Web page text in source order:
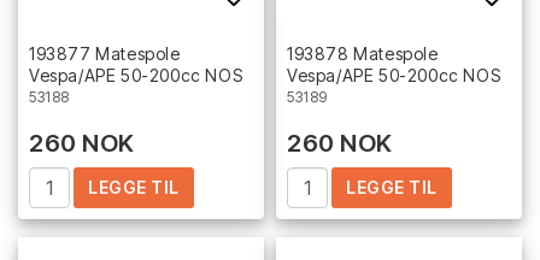
Add to list of favorites
193877 Matespole
Vespa/APE 50-200cc NOS
53188
260 NOK
LEGGE TIL
193878 Matespole
Vespa/APE 50-200cc NOS
53189
260 NOK
LEGGE TIL